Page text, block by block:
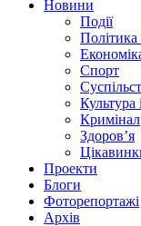
Новини
Події
Політика
Спорт
Культура
Кримінал
Здоров’я
Проекти
Блоги
Фоторепортажі
Архів